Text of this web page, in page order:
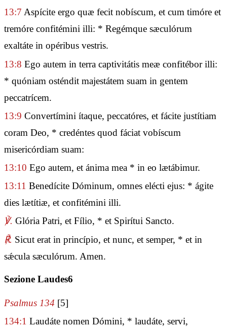
13:7 Aspícite ergo quæ fecit nobíscum, et cum timóre et
tremóre confitémini illi: * Regémque sæculórum
exaltáte in opéribus vestris.
13:8 Ego autem in terra captivitátis meæ confitébor illi:
* quóniam osténdit majestátem suam in gentem
peccatrícem.
13:9 Convertímini ítaque, peccatóres, et fácite justítiam
coram Deo, * credéntes quod fáciat vobíscum
misericórdiam suam:
13:10 Ego autem, et ánima mea * in eo lætábimur.
13:11 Benedícite Dóminum, omnes elécti ejus: * ágite
dies lætítiæ, et confitémini illi.
℣. Glória Patri, et Fílio, * et Spirítui Sancto.
℟. Sicut erat in princípio, et nunc, et semper, * et in
sǽcula sæculórum. Amen.
Sezione Laudes6
Psalmus 134 [5]
134:1 Laudáte nomen Dómini, * laudáte, servi,